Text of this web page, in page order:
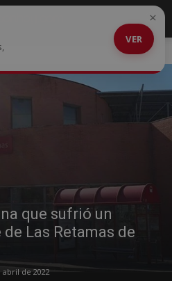
que sufrió un
Las Retamas de
abril de 2022
VER
×